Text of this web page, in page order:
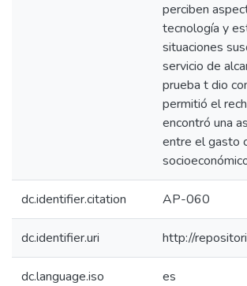
perciben
tecnología y
situaciones
servicio de
prueba t dio
permitió el
encontró una
entre el gasto
dc.identifier.citation AP-060
dc.identifier.uri http://
dc.language.iso es